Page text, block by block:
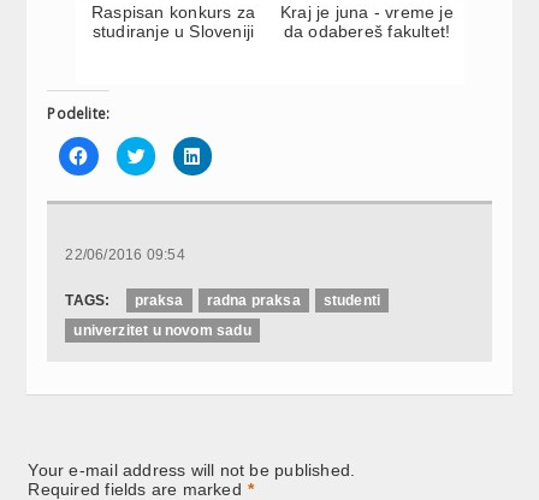
Raspisan konkurs za
studiranje u Sloveniji
Kraj je juna - vreme je
da odabereš fakultet!
Podelite:
Click
to
share
Facebook
new
Click
to
share
Twitter
new
Click
to
LinkedIn
22/06/2016 09:54
TAGS: praksa radna praksa
studenti
univerzitet u novom sadu
Your e-mail address will not be published.
Required fields are marked *